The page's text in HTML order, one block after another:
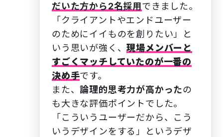
だいた方から2名採用できました。
「クライアントやエンドユーザー
のためにイイものを創りたい」と
いう思いが強く、現場メンバーと
すごくマッチしていたのが一番の
決め手です。
また、論理的思考力が高かったの
も大きな評価ポイントでした。
「こういうユーザーだから、こう
いうデザインをする」というデザ